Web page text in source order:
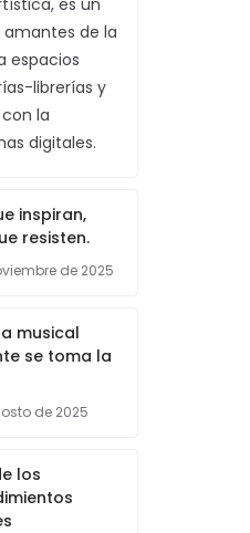
es un
de la
espacios
librerías y
la
digitales.
inspiran,
resisten.
de 2025
musical
se toma la
de 2025
los